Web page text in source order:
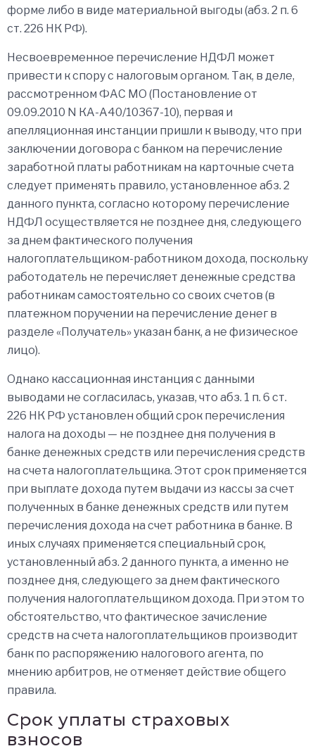
форме либо в виде материальной выгоды (абз. 2 п. 6
ст. 226 НК РФ).
Несвоевременное перечисление НДФЛ может
привести к спору с налоговым органом. Так, в деле,
рассмотренном ФАС МО (Постановление от
09.09.2010 N КА-А40/10367-10), первая и
апелляционная инстанции пришли к выводу, что при
заключении договора с банком на перечисление
заработной платы работникам на карточные счета
следует применять правило, установленное абз. 2
данного пункта, согласно которому перечисление
НДФЛ осуществляется не позднее дня, следующего
за днем фактического получения
налогоплательщиком-работником дохода, поскольку
работодатель не перечисляет денежные средства
работникам самостоятельно со своих счетов (в
платежном поручении на перечисление денег в
разделе «Получатель» указан банк, а не физическое
лицо).
Однако кассационная инстанция с данными
выводами не согласилась, указав, что абз. 1 п. 6 ст.
226 НК РФ установлен общий срок перечисления
налога на доходы — не позднее дня получения в
банке денежных средств или перечисления средств
на счета налогоплательщика. Этот срок применяется
при выплате дохода путем выдачи из кассы за счет
полученных в банке денежных средств или путем
перечисления дохода на счет работника в банке. В
иных случаях применяется специальный срок,
установленный абз. 2 данного пункта, а именно не
позднее дня, следующего за днем фактического
получения налогоплательщиком дохода. При этом то
обстоятельство, что фактическое зачисление
средств на счета налогоплательщиков производит
банк по распоряжению налогового агента, по
мнению арбитров, не отменяет действие общего
правила.
Срок уплаты страховых
взносов